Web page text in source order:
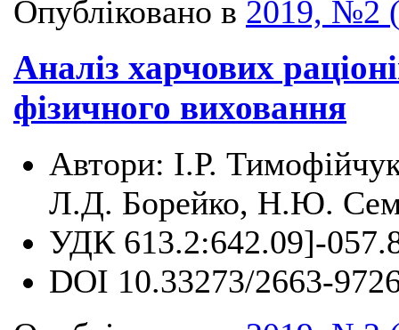
Опубліковано в 2019, №2
Аналіз харчових
фізичного виховання
Автори: І.Р.
Л.Д. Борейко, Н.Ю.
УДК 613.2:642.09]-
DOI 10.33273/2663-